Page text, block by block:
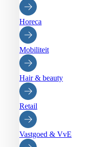
Horeca
Mobiliteit
Hair & beauty
Retail
Vastgoed & VvE